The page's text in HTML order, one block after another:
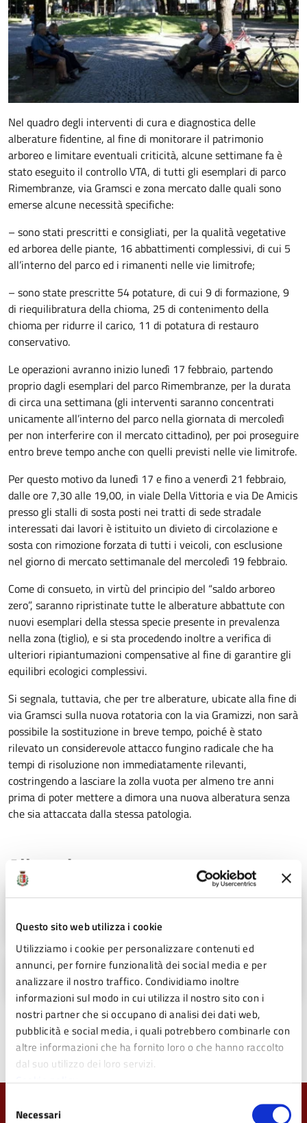
Questo sito web utilizza i cookie
Utilizziamo i cookie per personalizzare contenuti ed
annunci, per fornire funzionalità dei social media e per
analizzare il nostro traffico. Condividiamo inoltre
informazioni sul modo in cui utilizza il nostro sito con i
nostri partner che si occupano di analisi dei dati web,
pubblicità e social media, i quali potrebbero combinarle con
altre informazioni che ha fornito loro o che hanno raccolto
dal suo utilizzo dei loro servizi.
delNecessari
Nel quadro degli interventi di cura e diagnostica delle
alberature fidentine, al fine di monitorare il patrimonio
arboreo e limitare eventuali criticità, alcune settimane fa è
stato eseguito il controllo VTA, di tutti gli esemplari di parco
Rimembranze, via Gramsci e zona mercato dalle quali sono
emerse alcune necessità specifiche:
– sono stati prescritti e consigliati, per la qualità vegetative
ed arborea delle piante, 16 abbattimenti complessivi, di cui 5
all’interno del parco ed i rimanenti nelle vie limitrofe;
– sono state prescritte 54 potature, di cui 9 di formazione, 9
di riequilibratura della chioma, 25 di contenimento della
chioma per ridurre il carico, 11 di potatura di restauro
conservativo.
Le operazioni avranno inizio lunedì 17 febbraio, partendo
proprio dagli esemplari del parco Rimembranze, per la durata
di circa una settimana (gli interventi saranno concentrati
unicamente all’interno del parco nella giornata di mercoledì
per non interferire con il mercato cittadino), per poi proseguire
entro breve tempo anche con quelli previsti nelle vie limitrofe.
Per questo motivo da lunedì 17 e fino a venerdì 21 febbraio,
dalle ore 7,30 alle 19,00, in viale Della Vittoria e via De Amicis
presso gli stalli di sosta posti nei tratti di sede stradale
interessati dai lavori è istituito un divieto di circolazione e
sosta con rimozione forzata di tutti i veicoli, con esclusione
nel giorno di mercato settimanale del mercoledì 19 febbraio.
Come di consueto, in virtù del principio del “saldo arboreo
zero”, saranno ripristinate tutte le alberature abbattute con
nuovi esemplari della stessa specie presente in prevalenza
nella zona (tiglio), e si sta procedendo inoltre a verifica di
ulteriori ripiantumazioni compensative al fine di garantire gli
equilibri ecologici complessivi.
Si segnala, tuttavia, che per tre alberature, ubicate alla fine di
via Gramsci sulla nuova rotatoria con la via Gramizzi, non sarà
possibile la sostituzione in breve tempo, poiché è stato
rilevato un considerevole attacco fungino radicale che ha
tempi di risoluzione non immediatamente rilevanti,
costringendo a lasciare la zolla vuota per almeno tre anni
prima di poter mettere a dimora una nuova alberatura senza
che sia attaccata dalla stessa patologia.
Allegati
Scarica l'ordinanza di modifica temporanea
della viabilità (PDF - 144 KB)
Guarda il piano dei lavori (JPG - 614 KB)
Ultimo aggiornamento: 17/02/2020 15:47
Quanto sono chiare le informazioni su questa